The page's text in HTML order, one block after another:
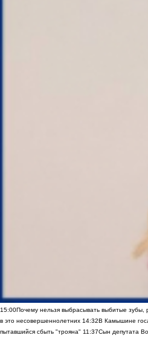
15:00Почему нельзя выбрасывать выбитые зубы,
в это несовершеннолетних 14:32В Камышине
пытавшийся сбыть "трояна" 11:37Сын депутата